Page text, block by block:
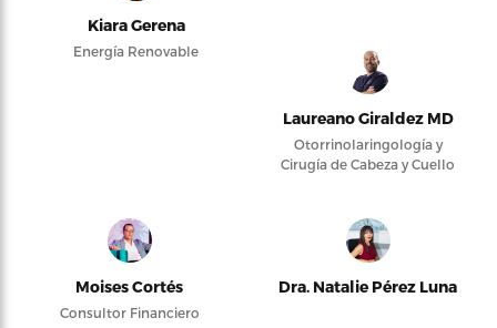
Kiara Gerena
Energía Renovable
Laureano Giraldez MD
Otorrinolaringología y
Cirugía de Cabeza y Cuello
Moises Cortés
Consultor Financiero
Dra. Natalie Pérez Luna